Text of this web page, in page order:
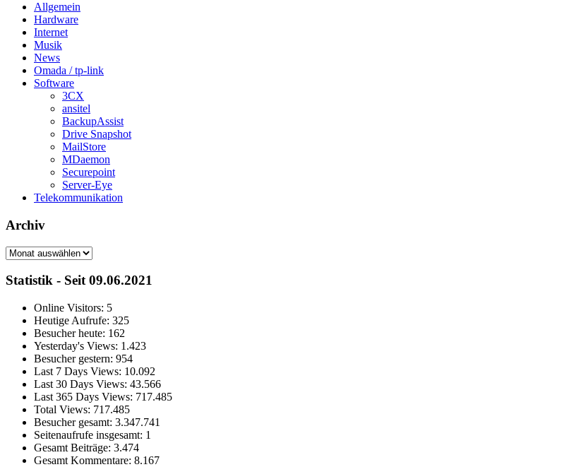
Allgemein
Hardware
Internet
Musik
News
Omada / tp-link
Software
3CX
ansitel
BackupAssist
Drive Snapshot
MailStore
MDaemon
Securepoint
Server-Eye
Telekommunikation
Archiv
Archiv
Statistik - Seit 09.06.2021
Online Visitors: 5
Heutige Aufrufe: 325
Besucher heute: 162
Yesterday's Views: 1.423
Besucher gestern: 954
Last 7 Days Views: 10.092
Last 30 Days Views: 43.566
Last 365 Days Views: 717.485
Total Views: 717.485
Besucher gesamt: 3.347.741
Seitenaufrufe insgesamt: 1
Gesamt Beiträge: 3.474
Gesamt Kommentare: 8.167